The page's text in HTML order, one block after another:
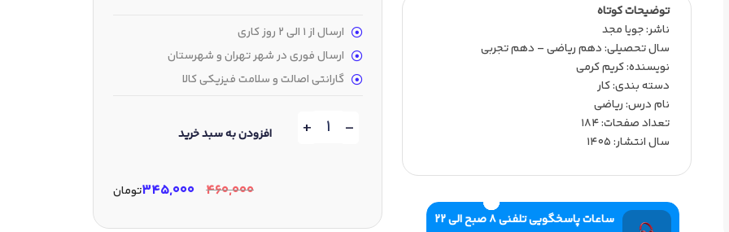
توضیحات کوتاه
ناشر:‌ جویا مجد
سال تحصیلی:‌ دهم ریاضی – دهم تجربی
نویسنده:‌ کریم کرمی
دسته بندی: کار
نام درس: ریاضی
تعداد صفحات:‌ 184
سال انتشار:‌ 1405
ساعات پاسخگویی تلفنی 8 صبح الی 22
ارسال از 1 الی 2 روز کاری
ارسال فوری در شهر تهران و شهرستان
گارانتی اصالت و سلامت فیزیکی کالا
-
+ افزودن به سبد خرید
۴۶۰,۰۰۰ ۳۴۵,۰۰۰تومان